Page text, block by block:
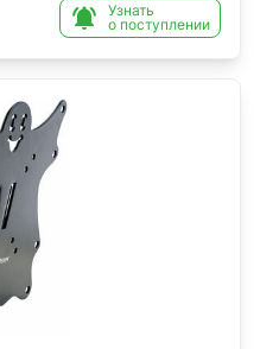

Узнать
о поступлении